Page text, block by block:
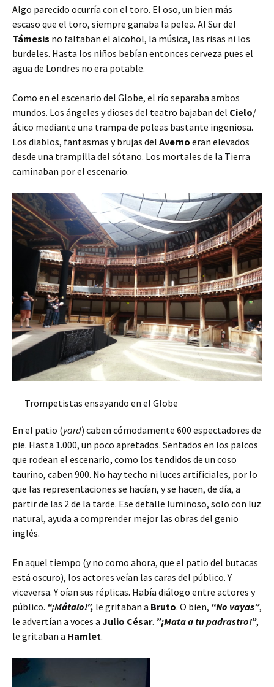
Algo parecido ocurría con el toro. El oso, un bien más
escaso que el toro, siempre ganaba la pelea. Al Sur del
Támesis no faltaban el alcohol, la música, las risas ni los
burdeles. Hasta los niños bebían entonces cerveza pues el
agua de Londres no era potable.
Como en el escenario del Globe, el río separaba ambos
mundos. Los ángeles y dioses del teatro bajaban del Cielo/
ático mediante una trampa de poleas bastante ingeniosa.
Los diablos, fantasmas y brujas del Averno eran elevados
desde una trampilla del sótano. Los mortales de la Tierra
caminaban por el escenario.
Trompetistas ensayando en el Globe
En el patio (yard) caben cómodamente 600 espectadores de
pie. Hasta 1.000, un poco apretados. Sentados en los palcos
que rodean el escenario, como los tendidos de un coso
taurino, caben 900. No hay techo ni luces artificiales, por lo
que las representaciones se hacían, y se hacen, de día, a
partir de las 2 de la tarde. Ese detalle luminoso, solo con luz
natural, ayuda a comprender mejor las obras del genio
inglés.
En aquel tiempo (y no como ahora, que el patio del butacas
está oscuro), los actores veían las caras del público. Y
viceversa. Y oían sus réplicas. Había diálogo entre actores y
público. “¡Mátalo!”, le gritaban a Bruto. O bien, “No vayas”,
le advertían a voces a Julio César. ”¡Mata a tu padrastro!”,
le gritaban a Hamlet.